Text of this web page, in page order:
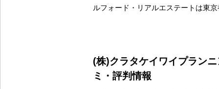
ルフォード・リアルエステートは東
(株)クラタケイワイプラン
ミ・評判情報